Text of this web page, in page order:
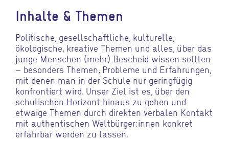
Inhalte & Themen
Politische, gesellschaftliche, kulturelle,
ökologische, kreative Themen und alles, über das
junge Menschen (mehr) Bescheid wissen sollten
– besonders Themen, Probleme und Erfahrungen,
mit denen man in der Schule nur geringfügig
konfrontiert wird. Unser Ziel ist es, über den
schulischen Horizont hinaus zu gehen und
etwaige Themen durch direkten verbalen Kontakt
mit authentischen Weltbürger:innen konkret
erfahrbar werden zu lassen.